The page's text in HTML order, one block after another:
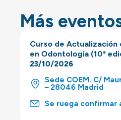
Más
Curso de Actualización
en Odontología (10ª
23/10/2026
Sede COEM. C/
– 28046 Madrid
Se ruega confirmar